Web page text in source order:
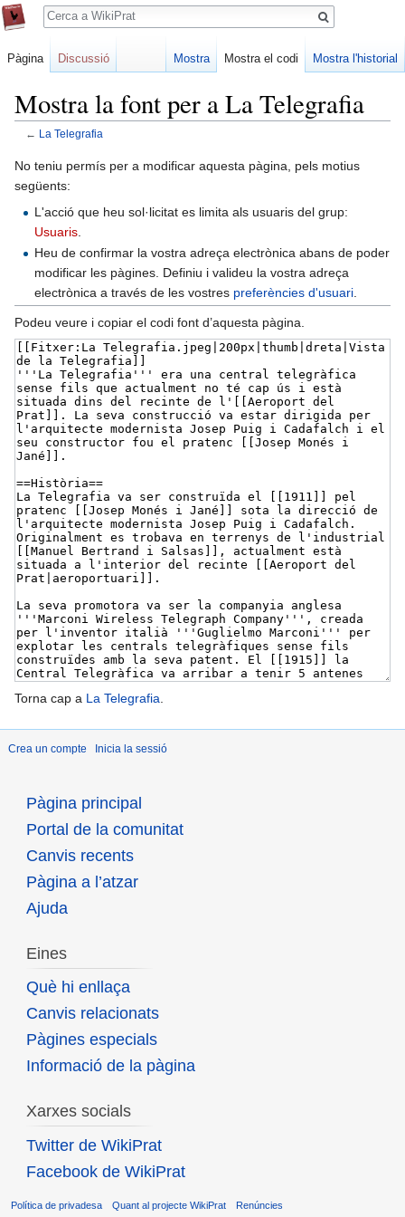
Mostra la font per a La Telegrafia
← La Telegrafia
Jump
to
navigation
Jump
to
search
No teniu permís per a modificar aquesta pàgina, pels motius
següents:
L'acció que heu sol·licitat es limita als usuaris del grup:
Usuaris
Heu de confirmar la vostra adreça electrònica abans de poder
modificar les pàgines. Definiu i valideu la vostra adreça
electrònica a través de les vostres preferències d'usuari
Podeu veure i copiar el codi font d’aquesta pàgina.
Torna cap a La Telegrafia.
Crea un compte Inicia la sessió
Pàgina Discussió Mostra Mostra el codi Mostra l'historial
Cerca
Pàgina principal
Portal de la comunitat
Canvis recents
Pàgina a l’atzar
Ajuda
Eines
Què hi enllaça
Canvis relacionats
Pàgines especials
Informació de la pàgina
Xarxes socials
Twitter de WikiPrat
Facebook de WikiPrat
Política de privadesa Quant al projecte WikiPrat Renúncies